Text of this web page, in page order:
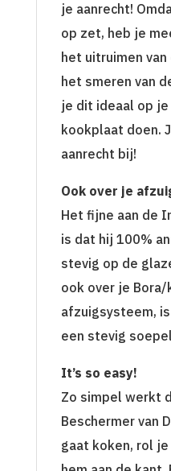
je aanrecht!
op zet, heb je
het uitruimen
het smeren van
je dit ideaal op
kookplaat doen.
aanrecht bij!
Ook over je
Het fijne aan de
is dat hij 100%
stevig op de
ook over je
afzuigsysteem,
een stevig
It’s so easy!
Zo simpel werkt
Beschermer van
gaat koken, rol